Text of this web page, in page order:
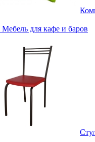
Мебель для кафе и баров